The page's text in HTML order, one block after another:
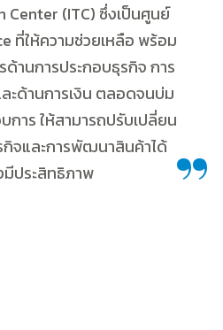
(ITC) ซึ่งเป็นศูนย์
ที่ให้ความช่วยเหลือ พร้อม
ด้านการประกอบธุรกิจ การ
ะด้านการเงิน ตลอดจนบ่ม
การ ให้สามารถปรับเปลี่ยน
กิจและการพัฒนาสินค้าได้
มีประสิทธิภาพ